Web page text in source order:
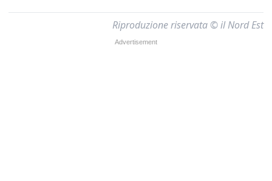
Riproduzione riservata © il Nord Est